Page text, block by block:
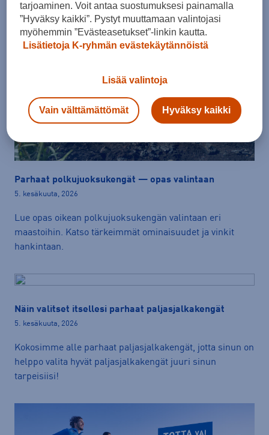
juoksuharrastuksesta.
Parhaat polkujuoksukengät — opas valintaan
5. kesäkuuta, 2026
Lue opas oikean polkujuoksukengän valintaan eri
maastoihin. Katso tärkeimmät ominaisuudet ja vinkit
hankintaan.
Näin valitset itsellesi parhaat paljasjalkakengät
5. kesäkuuta, 2026
Kokosimme alle parhaat paljasjalkakengät, jotta sinun on
helppo valita hyvät paljasjalkakengät juuri sinun
tarpeisiisi!
tarjoaminen. Voit antaa suostumuksesi painamalla
”Hyväksy kaikki”. Pystyt muuttamaan valintojasi
myöhemmin ”Evästeasetukset”-linkin kautta.
Lisätietoja K-ryhmän evästekäytännöistä
Lisää valintoja
Vain välttämättömät Hyväksy kaikki